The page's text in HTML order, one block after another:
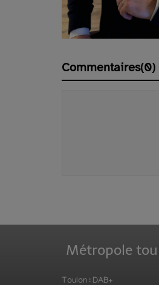
Commentaires(0)
Métropole
Toulon : DAB+